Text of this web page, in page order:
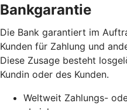
Bankgarantie
Die Bank garantiert im
Kunden für Zahlung und
Diese Zusage besteht
Kundin oder des Kunden.
Weltweit Zahlungs-